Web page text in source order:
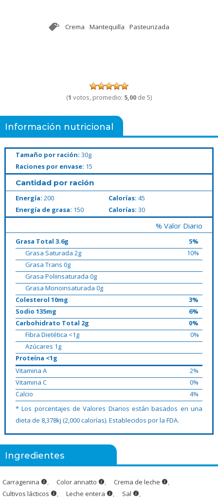
Crema Mantequilla Pasteurizada
(1 votos, promedio: 5,00 de 5)
Información nutricional
Tamaño por ración: 30g
Raciones por envase: 15
Cantidad por ración
Energía: 200 Calorías: 45
Energía de grasa: 150 Calorías: 30
% Valor Diario
Grasa Total 3.6g
5%
Grasa Saturada 2g
10%
Grasa Trans 0g
Grasa Poliinsaturada 0g
Grasa Monoinsaturada 0g
Colesterol 10mg
3%
Sodio 135mg
6%
Carbohidrato Total 2g
0%
Fibra Dietética <1g
0%
Azúcares 1g
Proteína <1g
Vitamina A
2%
Vitamina C
0%
Calcio
4%
* Los porcentajes de Valores Diarios están basados en una
dieta de 8,378kj (2,000 calorías). Establecidos por la FDA.
Ingredientes
Carragenina , Color annatto , Crema de leche
,
Cultivos lácticos
, Leche entera , Sal ,